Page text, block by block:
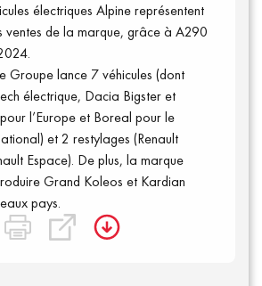
électriques Alpine représentent
ventes de la marque, grâce à A290
Groupe lance 7 véhicules (dont
électrique, Dacia Bigster et
l’Europe et Boreal pour le
et 2 restylages (Renault
Espace). De plus, la marque
Grand Koleos et Kardian
pays.